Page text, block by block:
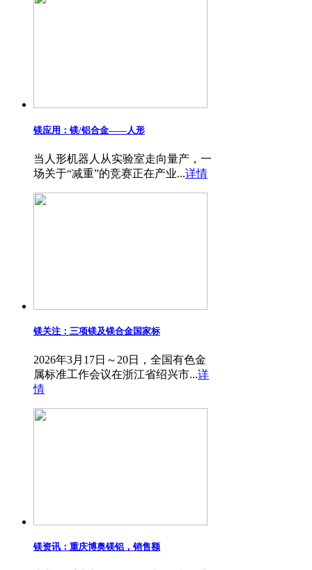
镁应用：镁/铝合金——​人形
当人形机器人从实验室走向量产，一
场关于“减重”的竞赛正在产业...详情
镁关注：三项镁及镁合金国家标
2026年3月17日～20日，全国有色金
属标准工作会议在浙江省绍兴市...详
情
镁资讯：重庆博奥镁铝，销售额